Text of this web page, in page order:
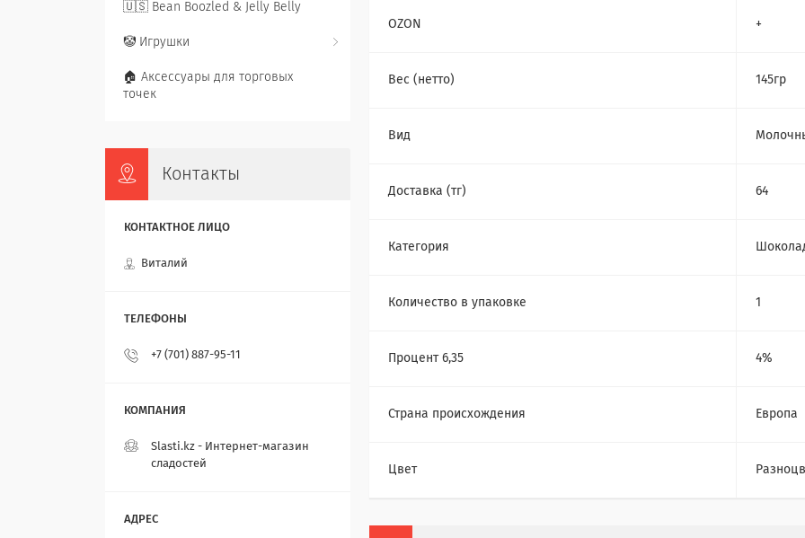
OZON +
Вес (нетто) 145гр
Вид
Доставка (тг) 64
Категория
Количество в упаковке 1
Процент 6,35 4%
Страна происхождения Европа
Цвет
🇺🇸 Bean Boozled & Jelly Belly
🤡 Игрушки
🏠 Аксессуары для торговых
точек
Контакты
Виталий
+7 (701) 887-95-11
Slasti.kz - Интернет-магазин
сладостей